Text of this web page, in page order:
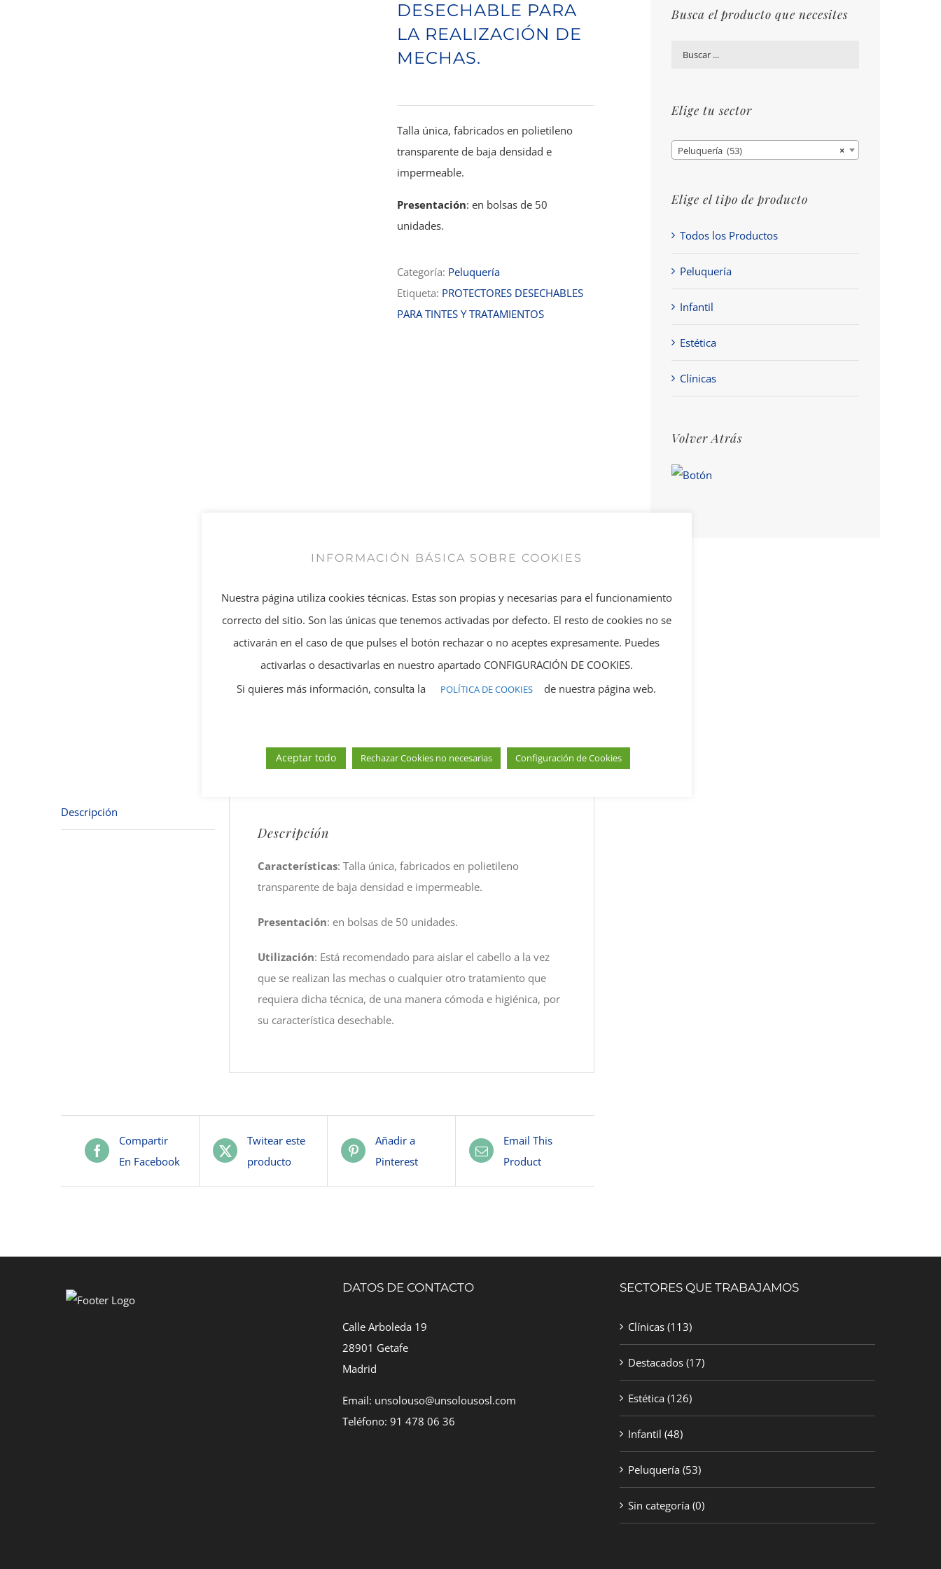
DESECHABLE PARA
LA REALIZACIÓN DE
MECHAS.
Talla única, fabricados en polietileno
transparente de baja densidad e
impermeable.
Presentación: en bolsas de 50
unidades.
Categoría: Peluquería
Etiqueta: PROTECTORES DESECHABLES
PARA TINTES Y TRATAMIENTOS
Descripción
Descripción
Características: Talla única, fabricados en polietileno
transparente de baja densidad e impermeable.
Presentación: en bolsas de 50 unidades.
Utilización: Está recomendado para aislar el cabello a la vez
que se realizan las mechas o cualquier otro tratamiento que
requiera dicha técnica, de una manera cómoda e higiénica, por
su característica desechable.
Compartir
En Facebook
Twitear este
producto
Añadir a
Pinterest
Email This
Product
Busca el producto que necesites
Elige tu sector
×
Peluquería (53)
Elige el tipo de producto
Todos los Productos
Peluquería
Infantil
Estética
Clínicas
Volver Atrás
DATOS DE CONTACTO
Calle Arboleda 19
28901 Getafe
Madrid
Email: unsolouso@unsolousosl.com
Teléfono: 91 478 06 36
SECTORES QUE TRABAJAMOS
Clínicas (113)
Destacados (17)
Estética (126)
Infantil (48)
Peluquería (53)
Sin categoría (0)
INFORMACIÓN BÁSICA SOBRE COOKIES
Nuestra página utiliza cookies técnicas. Estas son propias y necesarias para el funcionamiento
correcto del sitio. Son las únicas que tenemos activadas por defecto. El resto de cookies no se
activarán en el caso de que pulses el botón rechazar o no aceptes expresamente. Puedes
activarlas o desactivarlas en nuestro apartado CONFIGURACIÓN DE COOKIES.
Si quieres más información, consulta la
POLÍTICA DE COOKIES de nuestra página web.
Aceptar todo Rechazar Cookies no necesarias Configuración de Cookies